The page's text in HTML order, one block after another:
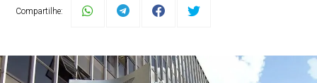
Compartilhe: